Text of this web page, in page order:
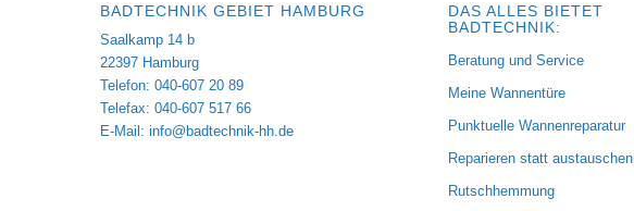
BADTECHNIK GEBIET HAMBURG
Saalkamp 14 b
22397 Hamburg
Telefon: 040-607 20 89
Telefax: 040-607 517 66
E-Mail: info@badtechnik-hh.de
DAS ALLES BIETET
BADTECHNIK:
Beratung und Service
Meine Wannentüre
Punktuelle Wannenreparatur
Reparieren statt austauschen
Rutschhemmung